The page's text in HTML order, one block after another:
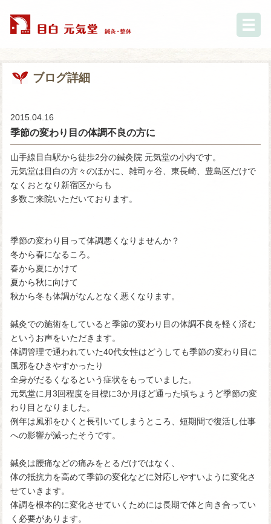
ブログ詳細
2015.04.16
季節の変わり目の体調不良の方に
山手線目白駅から徒歩2分の鍼灸院 元気堂の小内です。
元気堂は目白の方々のほかに、雑司ヶ谷、東長崎、豊島区だけで
なくおとなり新宿区からも
多数ご来院いただいております。
季節の変わり目って体調悪くなりませんか？
冬から春になるころ。
春から夏にかけて
夏から秋に向けて
秋から冬も体調がなんとなく悪くなります。
鍼灸での施術をしていると季節の変わり目の体調不良を軽く済む
というお声をいただきます。
体調管理で通われていた40代女性はどうしても季節の変わり目に
風邪をひきやすかったり
全身がだるくなるという症状をもっていました。
元気堂に月3回程度を目標に3か月ほど通った頃ちょうど季節の変
わり目となりました。
例年は風邪をひくと長引いてしまうところ、短期間で復活し仕事
への影響が減ったそうです。
鍼灸は腰痛などの痛みをとるだけではなく、
体の抵抗力を高めて季節の変化などに対応しやすいように変化さ
せていきます。
体調を根本的に変化させていくためには長期で体と向き合ってい
く必要があります。